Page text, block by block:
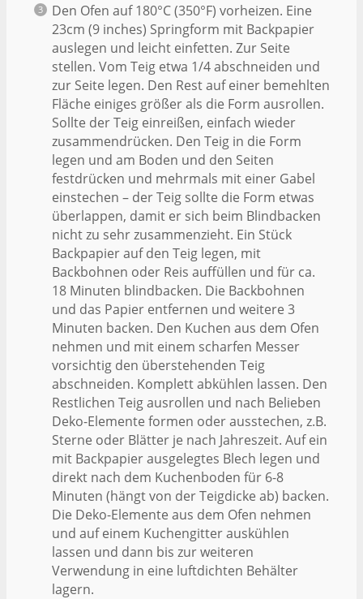
Den Ofen auf 180°C (350°F) vorheizen. Eine
23cm (9 inches) Springform mit Backpapier
auslegen und leicht einfetten. Zur Seite
stellen. Vom Teig etwa 1/4 abschneiden und
zur Seite legen. Den Rest auf einer bemehlten
Fläche einiges größer als die Form ausrollen.
Sollte der Teig einreißen, einfach wieder
zusammendrücken. Den Teig in die Form
legen und am Boden und den Seiten
festdrücken und mehrmals mit einer Gabel
einstechen – der Teig sollte die Form etwas
überlappen, damit er sich beim Blindbacken
nicht zu sehr zusammenzieht. Ein Stück
Backpapier auf den Teig legen, mit
Backbohnen oder Reis auffüllen und für ca.
18 Minuten blindbacken. Die Backbohnen
und das Papier entfernen und weitere 3
Minuten backen. Den Kuchen aus dem Ofen
nehmen und mit einem scharfen Messer
vorsichtig den überstehenden Teig
abschneiden. Komplett abkühlen lassen. Den
Restlichen Teig ausrollen und nach Belieben
Deko-Elemente formen oder ausstechen, z.B.
Sterne oder Blätter je nach Jahreszeit. Auf ein
mit Backpapier ausgelegtes Blech legen und
direkt nach dem Kuchenboden für 6-8
Minuten (hängt von der Teigdicke ab) backen.
Die Deko-Elemente aus dem Ofen nehmen
und auf einem Kuchengitter auskühlen
lassen und dann bis zur weiteren
Verwendung in eine luftdichten Behälter
lagern.